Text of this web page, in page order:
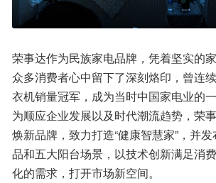
荣事达作为民族家电品牌，凭着坚实的
众多消费者心中留下了深刻烙印，曾连
衣机销量冠军，成为当时中国家电业的
为顺应企业发展以及时代潮流趋势，荣
焕新品牌，致力打造“健康智慧家”，并
品和五大阳台场景，以技术创新满足消
化的需求，打开市场新空间。